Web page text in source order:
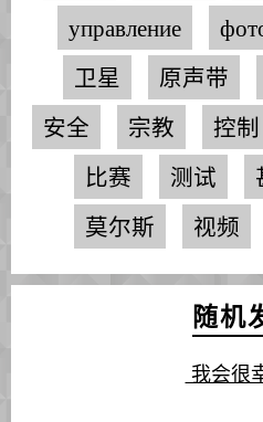
управление
卫星
原声带
安全
宗教 控制
比赛
测试
莫尔斯
视频
随机
我会很